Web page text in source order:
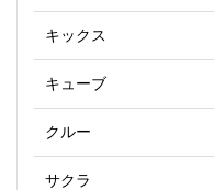
キックス
キューブ
クルー
サクラ